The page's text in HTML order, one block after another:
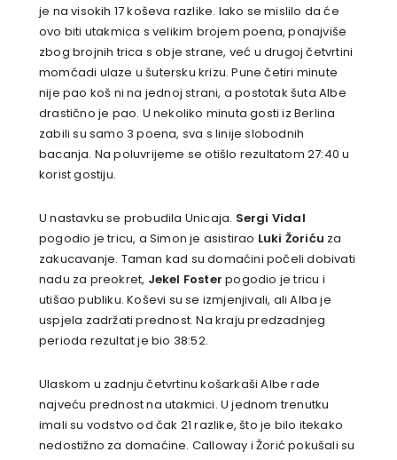
je na visokih 17 koševa razlike. Iako se mislilo da će
ovo biti utakmica s velikim brojem poena, ponajviše
zbog brojnih trica s obje strane, već u drugoj četvrtini
momčadi ulaze u šutersku krizu. Pune četiri minute
nije pao koš ni na jednoj strani, a postotak šuta Albe
drastično je pao. U nekoliko minuta gosti iz Berlina
zabili su samo 3 poena, sva s linije slobodnih
bacanja. Na poluvrijeme se otišlo rezultatom 27:40 u
korist gostiju.
U nastavku se probudila Unicaja. Sergi Vidal
pogodio je tricu, a Simon je asistirao Luki Žoriću za
zakucavanje. Taman kad su domaćini počeli dobivati
nadu za preokret, Jekel Foster pogodio je tricu i
utišao publiku. Koševi su se izmjenjivali, ali Alba je
uspjela zadržati prednost. Na kraju predzadnjeg
perioda rezultat je bio 38:52.
Ulaskom u zadnju četvrtinu košarkaši Albe rade
najveću prednost na utakmici. U jednom trenutku
imali su vodstvo od čak 21 razlike, što je bilo itekako
nedostižno za domaćine. Calloway i Žorić pokušali su